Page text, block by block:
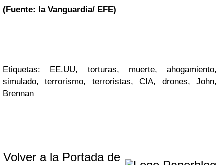
(Fuente: la Vanguardia/ EFE)
Etiquetas: EE.UU, torturas, muerte, ahogamiento,
simulado, terrorismo, terroristas, CIA, drones, John,
Brennan
Volver a la Portada de